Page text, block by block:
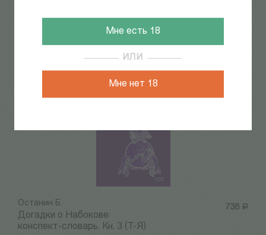
Мне есть 18
ИЛИ
Мне нет 18
Орфея и translatio studii в
творчестве В. Ходасевича и
738 Р
Останин Б.
Догадки о Набокове:
конспект-словарь. Кн. 3 (Т-Я)